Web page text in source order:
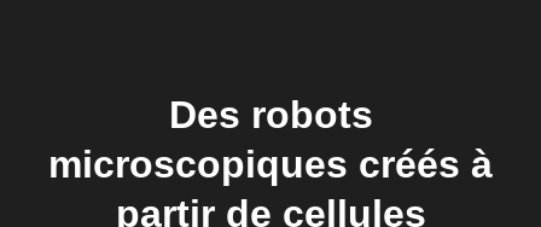
Des robots
microscopiques créés à
partir de cellules